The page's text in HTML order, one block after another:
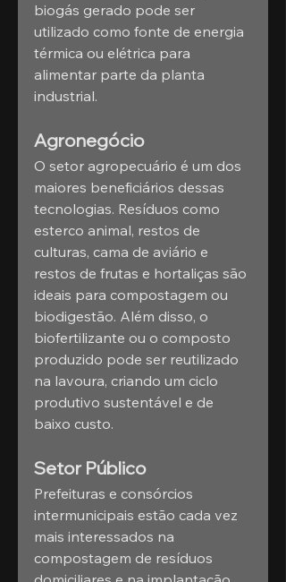
biogás gerado pode ser
utilizado como fonte de energia
térmica ou elétrica para
alimentar parte da planta
industrial.
Agronegócio
O setor agropecuário é um dos
maiores beneficiários dessas
tecnologias. Resíduos como
esterco animal, restos de
culturas, cama de aviário e
restos de frutas e hortaliças são
ideais para compostagem ou
biodigestão. Além disso, o
biofertilizante ou o composto
produzido pode ser reutilizado
na lavoura, criando um ciclo
produtivo sustentável e de
baixo custo.
Setor Público
Prefeituras e consórcios
intermunicipais estão cada vez
mais interessados na
compostagem de resíduos